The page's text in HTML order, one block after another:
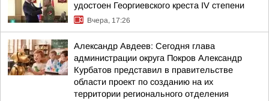
удостоен Георгиевского креста IV степени
Вчера, 17:26
Александр Авдеев: Сегодня глава
администрации округа Покров Александр
Курбатов представил в правительстве
области проект по созданию на их
территории регионального отделения